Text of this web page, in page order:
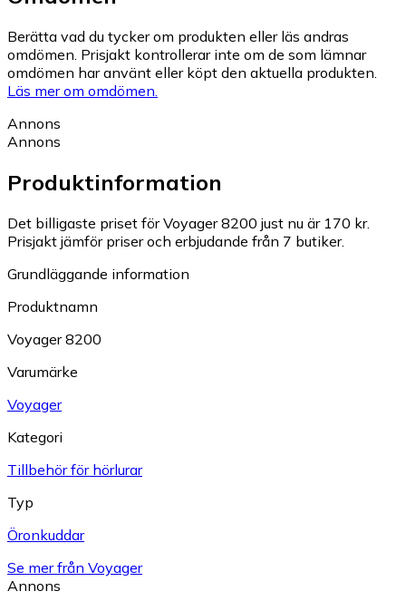
Berätta vad du tycker om produkten eller läs andras
omdömen. Prisjakt kontrollerar inte om de som lämnar
omdömen har använt eller köpt den aktuella produkten.
Läs mer om omdömen.
Annons
Annons
Produktinformation
Det billigaste priset för Voyager 8200 just nu är 170 kr.
Prisjakt jämför priser och erbjudande från 7 butiker.
Grundläggande information
Produktnamn
Voyager 8200
Varumärke
Voyager
Kategori
Tillbehör för hörlurar
Typ
Öronkuddar
Se mer från Voyager
Annons